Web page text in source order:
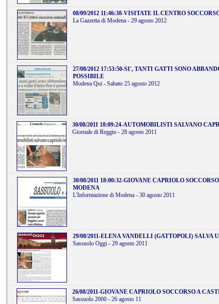
08/09/2012 11:46:38-VISITATE IL CENTRO
La Gazzetta di Modena - 29 agosto 2012
27/08/2012 17:53:50-SI', TANTI GATTI SONO
POSSIBILE
Modena Qui - Sabato 25 agosto 2012
30/08/2011 18:09:24-AUTOMOBILISTI SALVANO
Giornale di Reggio - 28 agosto 2011
30/08/2011 18:00:32-GIOVANE CAPRIOLO
MODENA
L'Informazione di Modena - 30 agosto 2011
29/08/2011-ELENA VANDELLI (GATTOPOLI) SALVA
Sassuolo Oggi - 29 agosto 2011
26/08/2011-GIOVANE CAPRIOLO SOCCORSO A
Sassuolo 2000 - 26 agosto 11